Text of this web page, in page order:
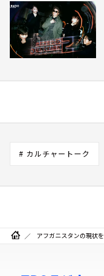
# カルチャートーク
アフガニスタンの現状